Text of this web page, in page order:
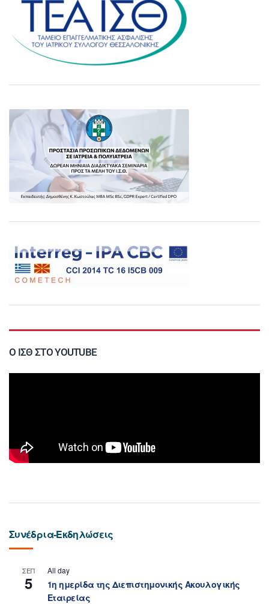
Ο ΙΣΘ ΣΤΟ YOUTUBE
Συνέδρια-Εκδηλώσεις
ΣΕΠ
5
All day
1η ημερίδα της Διεπιστημονικής Ακουλογικής
Εταιρείας